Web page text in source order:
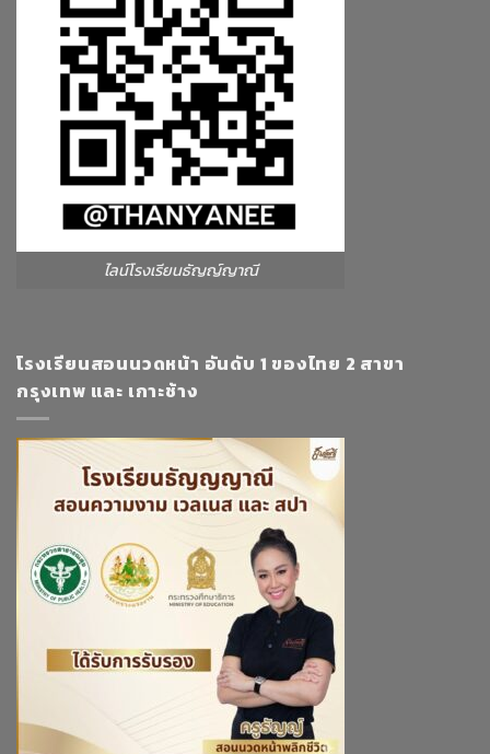
ไลน์โรงเรียนธัญญ์ญาณี
โรงเรียนสอนนวดหน้า อันดับ 1 ของไทย 2 สาขา
กรุงเทพ และ เกาะช้าง